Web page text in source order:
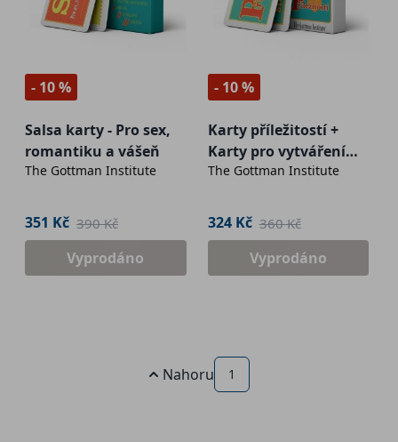
- 10 %
Salsa karty - Pro sex,
romantiku a vášeň
The Gottman Institute
351 Kč 390 Kč
Vyprodáno
- 10 %
Karty příležitostí +
Karty pro vytváření
rituálů sblížení (dva
jednom)
The Gottman Institute
324 Kč 360 Kč
Vyprodáno
Nahoru 1